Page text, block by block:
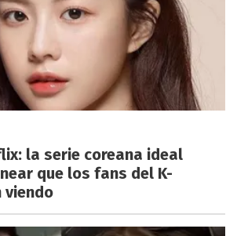
la serie coreana ideal
que los fans del K-
viendo